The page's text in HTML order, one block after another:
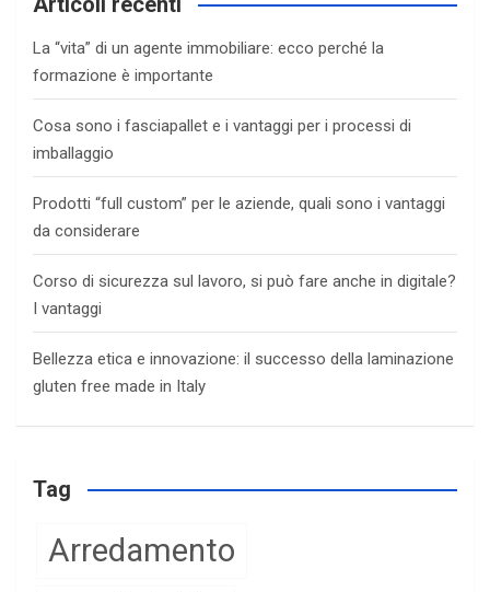
La “vita” di un agente immobiliare: ecco perché la
formazione è importante
Cosa sono i fasciapallet e i vantaggi per i processi di
imballaggio
Prodotti “full custom” per le aziende, quali sono i vantaggi
da considerare
Corso di sicurezza sul lavoro, si può fare anche in digitale?
I vantaggi
Bellezza etica e innovazione: il successo della laminazione
gluten free made in Italy
Tag
Arredamento